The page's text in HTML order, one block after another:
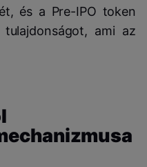
és a Pre-IPO token
ami az